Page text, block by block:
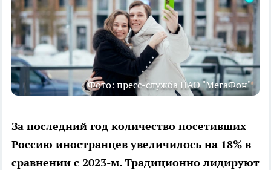
Фото: пресс-служба ПАО "МегаФон"
За последний год количество посетивших
Россию иностранцев увеличилось на 18% в
сравнении с 2023-м. Традиционно лидируют